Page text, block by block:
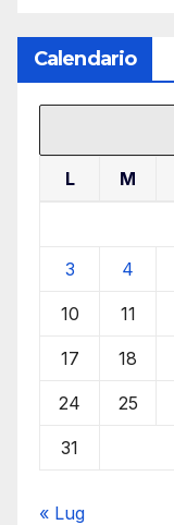
Calendario
L M
3 4
10 11
17 18
24 25
31
« Lug